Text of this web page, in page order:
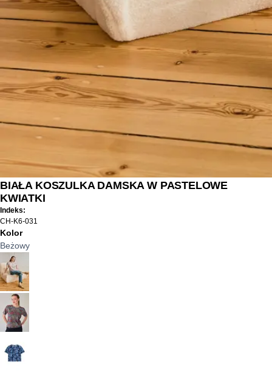
BIAŁA KOSZULKA DAMSKA W PASTELOWE
KWIATKI
Indeks:
CH-K6-031
Kolor
Beżowy